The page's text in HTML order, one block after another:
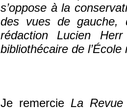
s’oppose à la
des vues de gauche,
rédaction Lucien
bibliothécaire de
Je remercie La